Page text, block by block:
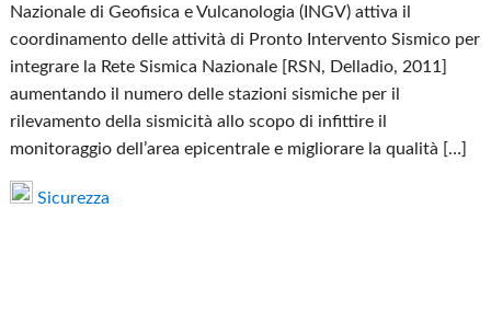
Nazionale di Geofisica e Vulcanologia (INGV) attiva il
coordinamento delle attività di Pronto Intervento Sismico per
integrare la Rete Sismica Nazionale [RSN, Delladio, 2011]
aumentando il numero delle stazioni sismiche per il
rilevamento della sismicità allo scopo di infittire il
monitoraggio dell’area epicentrale e migliorare la qualità […]
Sicurezza